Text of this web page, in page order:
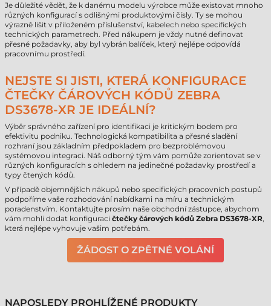
Je důležité vědět, že k danému modelu výrobce může existovat mnoho
různých konfigurací s odlišnými produktovými čísly. Ty se mohou
výrazně lišit v přiloženém příslušenství, kabelech nebo specifických
technických parametrech. Před nákupem je vždy nutné definovat
přesné požadavky, aby byl vybrán balíček, který nejlépe odpovídá
pracovnímu prostředí.
NEJSTE SI JISTI, KTERÁ KONFIGURACE
ČTEČKY ČÁROVÝCH KÓDŮ ZEBRA
DS3678-XR JE IDEÁLNÍ?
Výběr správného zařízení pro identifikaci je kritickým bodem pro
efektivitu podniku. Technologická kompatibilita a přesné sladění
rozhraní jsou základním předpokladem pro bezproblémovou
systémovou integraci. Náš odborný tým vám pomůže zorientovat se v
různých konfiguracích s ohledem na jedinečné požadavky prostředí a
typy čtených kódů.
V případě objemnějších nákupů nebo specifických pracovních postupů
podpoříme vaše rozhodování nabídkami na míru a technickým
poradenstvím. Kontaktujte prosím naše obchodní zástupce, abychom
vám mohli dodat konfiguraci čtečky čárových kódů Zebra DS3678-XR,
která nejlépe vyhovuje vašim potřebám.
ŽÁDOST O ZPĚTNÉ VOLÁNÍ
NAPOSLEDY PROHLÍŽENÉ PRODUKTY